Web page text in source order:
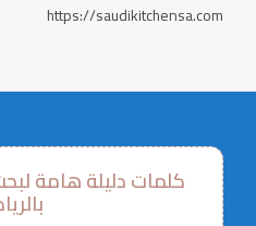
https://saudikitchensa.com
كلمات دليلة هامة